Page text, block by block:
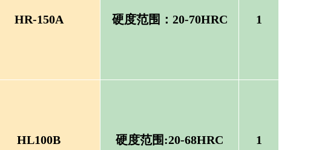
HR-150A 硬度范围：20-70HRC 1
HL100B 硬度范围:20-68HRC 1